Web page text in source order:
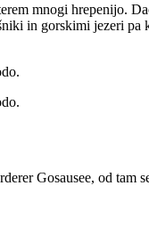
mnogi hrepenijo.
in gorskimi jezeri pa
Gosausee, od tam